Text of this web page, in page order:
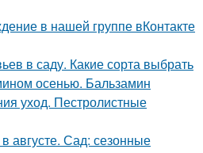
в нашей группе вКонтакте
в саду. Какие сорта выбрать
осенью. Бальзамин
уход. Пестролистные
августе. Сад: сезонные